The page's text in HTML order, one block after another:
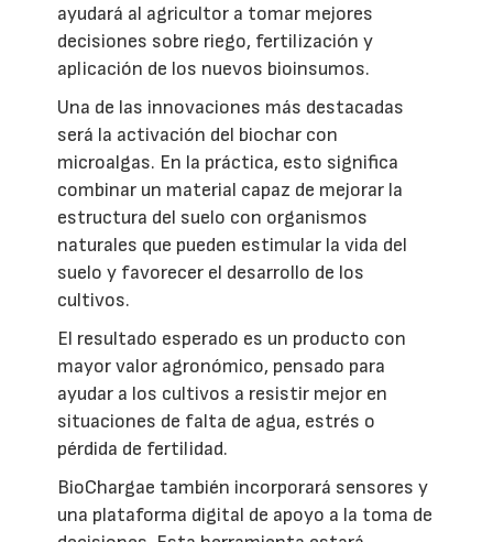
ayudará al agricultor a tomar mejores
decisiones sobre riego, fertilización y
aplicación de los nuevos bioinsumos.
Una de las innovaciones más destacadas
será la activación del biochar con
microalgas. En la práctica, esto significa
combinar un material capaz de mejorar la
estructura del suelo con organismos
naturales que pueden estimular la vida del
suelo y favorecer el desarrollo de los
cultivos.
El resultado esperado es un producto con
mayor valor agronómico, pensado para
ayudar a los cultivos a resistir mejor en
situaciones de falta de agua, estrés o
pérdida de fertilidad.
BioChargae también incorporará sensores y
una plataforma digital de apoyo a la toma de